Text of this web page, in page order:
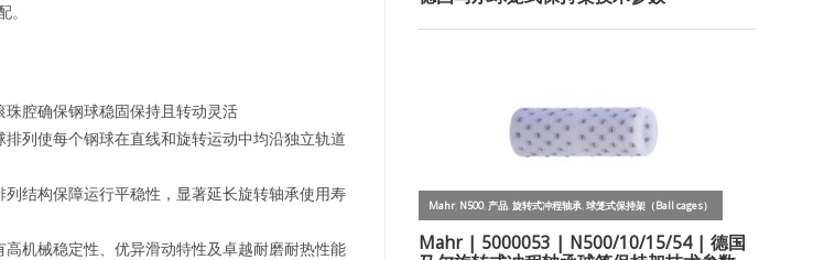
。
珠腔确保钢球稳固保持且转动灵活
排列使每个钢球在直线和旋转运动中均沿独立轨道
列结构保障运行平稳性，显著延长旋转轴承使用寿
高机械稳定性、优异滑动特性及卓越耐磨耐热性能